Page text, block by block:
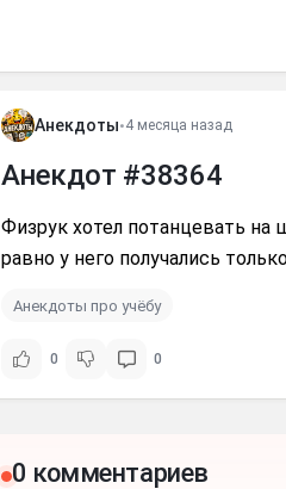
Анекдоты•4 месяца назад
Анекдот #38364
Физрук хотел потанцевать на
равно у него получались
Анекдоты про учёбу
0 0
0 комментариев